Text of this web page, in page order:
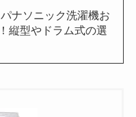
パナソニック洗濯機お
縦型やドラム式の選